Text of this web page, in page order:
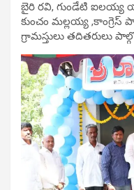
బైరి రవి, గుండేటి ఐలయ్య
కుంచం మల్లయ్య ,కాంగ్రెస్
గ్రామస్తులు తదితరులు